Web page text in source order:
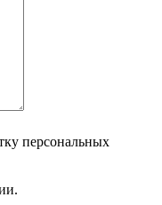
персональных